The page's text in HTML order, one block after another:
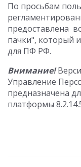
По просьбам
предоставлена
пачки", который
для ПФ РФ.
Внимание!
Управление
предназначена
платформы